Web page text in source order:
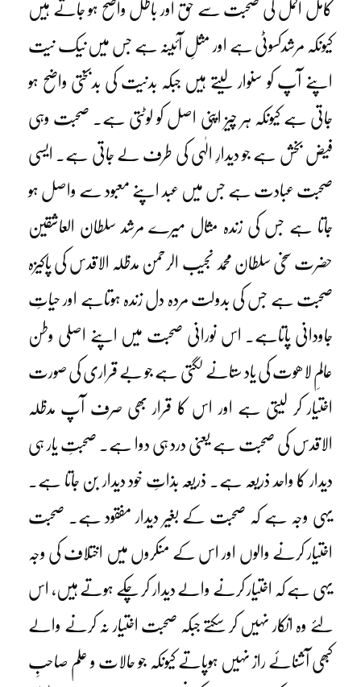
کامل اکمل کی صحبت سے حق اور باطل واضح ہو جاتے ہیں
کیونکہ مرشدکسوٹی ہے اور مثلِ آئینہ ہے جس میں نیک نیت
اپنے آپ کو سنوار لیتے ہیں جبکہ بدنیت کی بدبختی واضح ہو
جاتی ہے کیونکہ ہر چیز اپنی اصل کو لوٹتی ہے۔ صحبت وہی
فیض بخش ہے جو دیدارِ الٰہی کی طرف لے جاتی ہے۔ ایسی
صحبت عبادت ہے جس میں عبد اپنے معبود سے واصل ہو
جاتا ہے جس کی زندہ مثال میرے مرشد سلطان العاشقین
حضرت سخی سلطان محمد نجیب الرحمن مدظلہ الاقدس کی پاکیزہ
صحبت ہے جس کی بدولت مردہ دل زندہ ہوتاہے اور حیاتِ
جاودانی پاتاہے۔ اس نورانی صحبت میں اپنے اصلی وطن
عالمِ لاھوت کی یاد ستانے لگتی ہے جو بے قراری کی صورت
اختیار کر لیتی ہے اور اس کا قرار بھی صرف آپ مدظلہ
الاقدس کی صحبت ہے یعنی درد ہی دوا ہے۔ صحبتِ یار ہی
دیدار کا واحد ذریعہ ہے۔ ذریعہ بذاتِ خود دیدار بن جاتا ہے۔
یہی وجہ ہے کہ صحبت کے بغیر دیدار مفقود ہے۔ صحبت
اختیار کرنے والوں اور اس کے منکروں میں اختلاف کی وجہ
یہی ہے کہ اختیار کرنے والے دیدار کر چکے ہوتے ہیں، اس
لئے وہ انکار نہیں کر سکتے جبکہ صحبت اختیار نہ کرنے والے
کبھی آشنائے راز نہیں ہوپاتے کیونکہ جو حالات و علم صاحبِ